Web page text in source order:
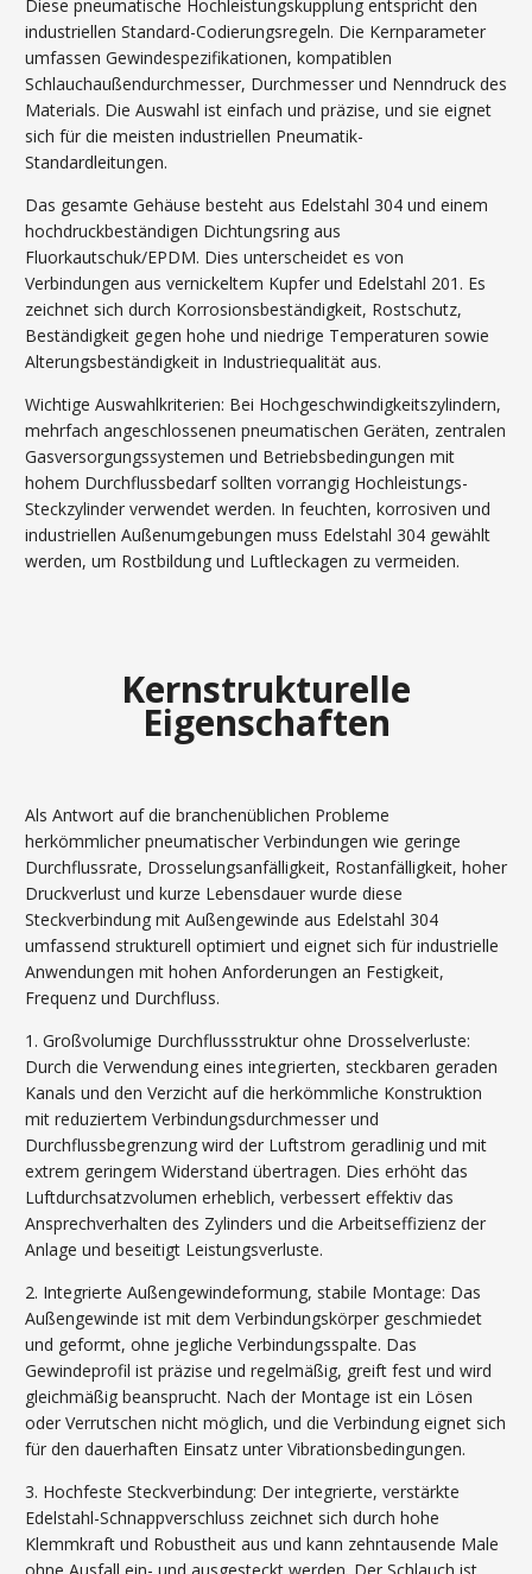
Diese pneumatische Hochleistungskupplung entspricht den
industriellen Standard-Codierungsregeln. Die Kernparameter
umfassen Gewindespezifikationen, kompatiblen
Schlauchaußendurchmesser, Durchmesser und Nenndruck des
Materials. Die Auswahl ist einfach und präzise, ​​und sie eignet
sich für die meisten industriellen Pneumatik-
Standardleitungen.
Das gesamte Gehäuse besteht aus Edelstahl 304 und einem
hochdruckbeständigen Dichtungsring aus
Fluorkautschuk/EPDM. Dies unterscheidet es von
Verbindungen aus vernickeltem Kupfer und Edelstahl 201. Es
zeichnet sich durch Korrosionsbeständigkeit, Rostschutz,
Beständigkeit gegen hohe und niedrige Temperaturen sowie
Alterungsbeständigkeit in Industriequalität aus.
Wichtige Auswahlkriterien: Bei Hochgeschwindigkeitszylindern,
mehrfach angeschlossenen pneumatischen Geräten, zentralen
Gasversorgungssystemen und Betriebsbedingungen mit
hohem Durchflussbedarf sollten vorrangig Hochleistungs-
Steckzylinder verwendet werden. In feuchten, korrosiven und
industriellen Außenumgebungen muss Edelstahl 304 gewählt
werden, um Rostbildung und Luftleckagen zu vermeiden.
Kernstrukturelle
Eigenschaften
Als Antwort auf die branchenüblichen Probleme
herkömmlicher pneumatischer Verbindungen wie geringe
Durchflussrate, Drosselungsanfälligkeit, Rostanfälligkeit, hoher
Druckverlust und kurze Lebensdauer wurde diese
Steckverbindung mit Außengewinde aus Edelstahl 304
umfassend strukturell optimiert und eignet sich für industrielle
Anwendungen mit hohen Anforderungen an Festigkeit,
Frequenz und Durchfluss.
1. Großvolumige Durchflussstruktur ohne Drosselverluste:
Durch die Verwendung eines integrierten, steckbaren geraden
Kanals und den Verzicht auf die herkömmliche Konstruktion
mit reduziertem Verbindungsdurchmesser und
Durchflussbegrenzung wird der Luftstrom geradlinig und mit
extrem geringem Widerstand übertragen. Dies erhöht das
Luftdurchsatzvolumen erheblich, verbessert effektiv das
Ansprechverhalten des Zylinders und die Arbeitseffizienz der
Anlage und beseitigt Leistungsverluste.
2. Integrierte Außengewindeformung, stabile Montage: Das
Außengewinde ist mit dem Verbindungskörper geschmiedet
und geformt, ohne jegliche Verbindungsspalte. Das
Gewindeprofil ist präzise und regelmäßig, greift fest und wird
gleichmäßig beansprucht. Nach der Montage ist ein Lösen
oder Verrutschen nicht möglich, und die Verbindung eignet sich
für den dauerhaften Einsatz unter Vibrationsbedingungen.
3. Hochfeste Steckverbindung: Der integrierte, verstärkte
Edelstahl-Schnappverschluss zeichnet sich durch hohe
Klemmkraft und Robustheit aus und kann zehntausende Male